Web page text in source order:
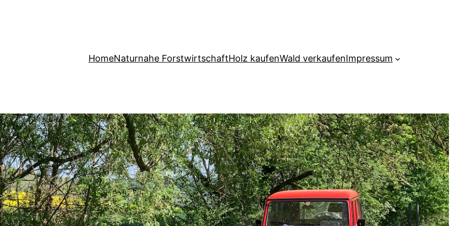
HomeNaturnahe ForstwirtschaftHolz kaufenWald verkaufenImpressum